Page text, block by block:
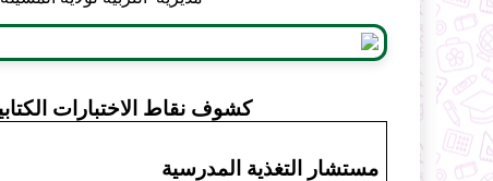
كشوف نقاط الاختبارات الكتابية
مستشار التغذية المدرسية